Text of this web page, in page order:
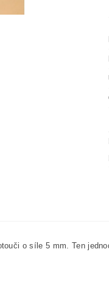
o síle 5 mm. Ten